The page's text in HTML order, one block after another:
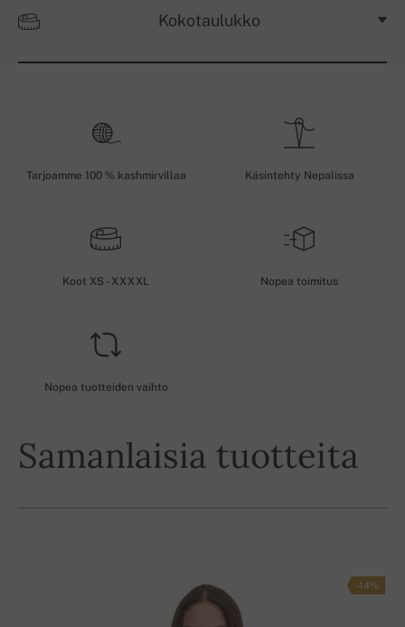
Kokotaulukko
Tarjoamme 100 % kashmirvillaa Käsintehty Nepalissa
Koot XS - XXXXL Nopea toimitus
Nopea tuotteiden vaihto
Samanlaisia tuotteita
-14%